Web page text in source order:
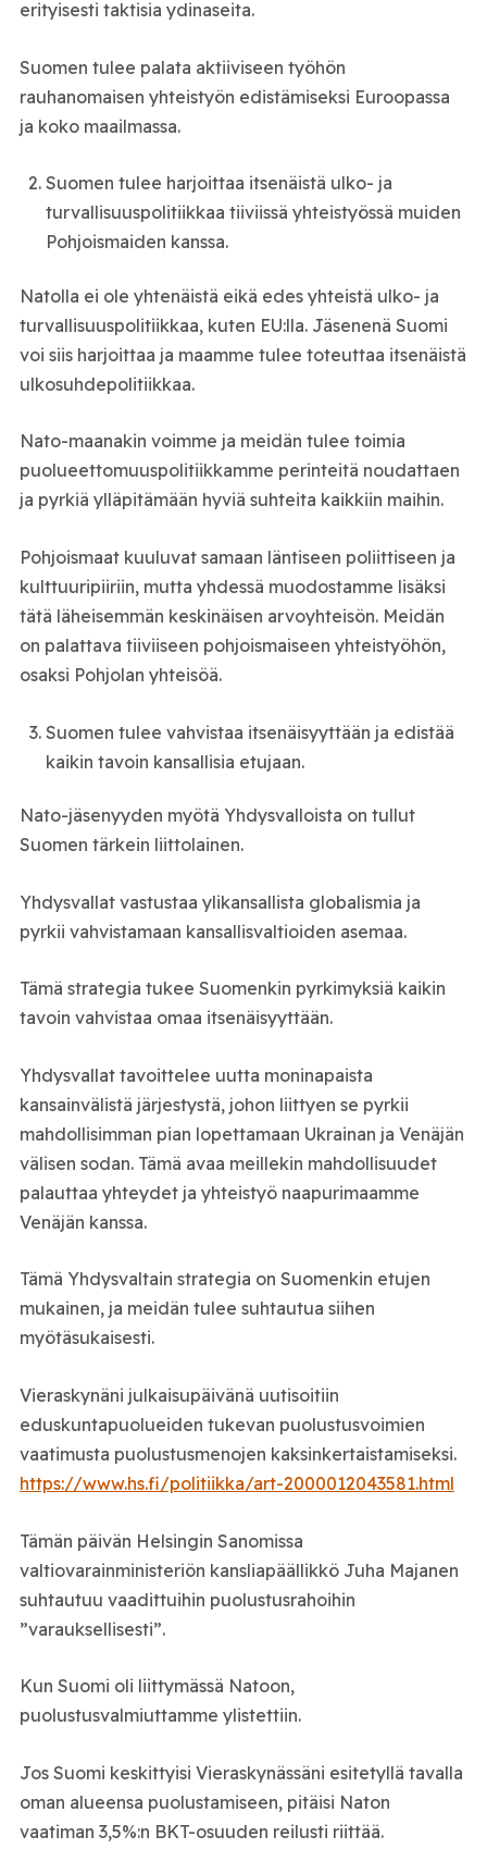
erityisesti taktisia ydinaseita.
Suomen tulee palata aktiiviseen työhön
rauhanomaisen yhteistyön edistämiseksi Euroopassa
ja koko maailmassa.
Suomen tulee harjoittaa itsenäistä ulko- ja
turvallisuuspolitiikkaa tiiviissä yhteistyössä muiden
Pohjoismaiden kanssa.
Natolla ei ole yhtenäistä eikä edes yhteistä ulko- ja
turvallisuuspolitiikkaa, kuten EU:lla. Jäsenenä Suomi
voi siis harjoittaa ja maamme tulee toteuttaa itsenäistä
ulkosuhdepolitiikkaa.
Nato-maanakin voimme ja meidän tulee toimia
puolueettomuuspolitiikkamme perinteitä noudattaen
ja pyrkiä ylläpitämään hyviä suhteita kaikkiin maihin.
Pohjoismaat kuuluvat samaan läntiseen poliittiseen ja
kulttuuripiiriin, mutta yhdessä muodostamme lisäksi
tätä läheisemmän keskinäisen arvoyhteisön. Meidän
on palattava tiiviiseen pohjoismaiseen yhteistyöhön,
osaksi Pohjolan yhteisöä.
Suomen tulee vahvistaa itsenäisyyttään ja edistää
kaikin tavoin kansallisia etujaan.
Nato-jäsenyyden myötä Yhdysvalloista on tullut
Suomen tärkein liittolainen.
Yhdysvallat vastustaa ylikansallista globalismia ja
pyrkii vahvistamaan kansallisvaltioiden asemaa.
Tämä strategia tukee Suomenkin pyrkimyksiä kaikin
tavoin vahvistaa omaa itsenäisyyttään.
Yhdysvallat tavoittelee uutta moninapaista
kansainvälistä järjestystä, johon liittyen se pyrkii
mahdollisimman pian lopettamaan Ukrainan ja Venäjän
välisen sodan. Tämä avaa meillekin mahdollisuudet
palauttaa yhteydet ja yhteistyö naapurimaamme
Venäjän kanssa.
Tämä Yhdysvaltain strategia on Suomenkin etujen
mukainen, ja meidän tulee suhtautua siihen
myötäsukaisesti.
Vieraskynäni julkaisupäivänä uutisoitiin
eduskuntapuolueiden tukevan puolustusvoimien
vaatimusta puolustusmenojen kaksinkertaistamiseksi.
https://www.hs.fi/politiikka/art-2000012043581.html
Tämän päivän Helsingin Sanomissa
valtiovarainministeriön kansliapäällikkö Juha Majanen
suhtautuu vaadittuihin puolustusrahoihin
”varauksellisesti”.
Kun Suomi oli liittymässä Natoon,
puolustusvalmiuttamme ylistettiin.
Jos Suomi keskittyisi Vieraskynässäni esitetyllä tavalla
oman alueensa puolustamiseen, pitäisi Naton
vaatiman 3,5%:n BKT-osuuden reilusti riittää.